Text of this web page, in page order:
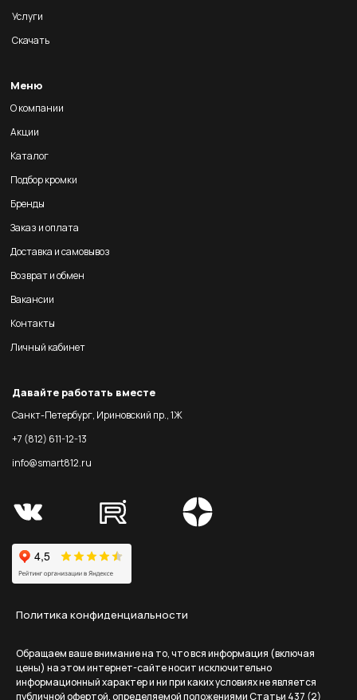
Услуги
Скачать
Меню
О компании
Акции
Каталог
Подбор кромки
Бренды
Заказ и оплата
Доставка и самовывоз
Возврат и обмен
Вакансии
Контакты
Личный кабинет
Давайте работать вместе
Санкт-Петербург, Ириновский пр., 1Ж
+7 (812) 611-12-13
info@smart812.ru
Политика конфиденциальности
Обращаем ваше внимание на то, что вся информация (включая
цены) на этом интернет-сайте носит исключительно
информационный характер и ни при каких условиях не является
публичной офертой, определяемой положениями Статьи 437 (2)